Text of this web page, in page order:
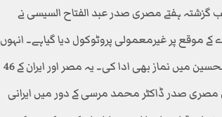
گزشتہ ہفتے مصری صدر عبد الفتاح السیسی نے
کے موقع پر غیرمعمولی پروٹوکول دیا گیاہے۔ انہوں
نے تاریخی بازار خان خلیلی میں شاپنگ بھی کی اور قاہرہ کی مسجد الحسین میں نماز بھی ادا کی۔ یہ مصر اور ایران کے 46
بڑا رابطہ ہے۔ اس سے قبل 2013ء میں سابق مصری صدر ڈاکٹر محمد مرسی کے دور میں ایرانی